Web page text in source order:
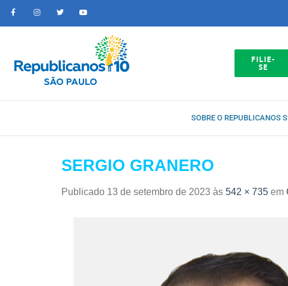
FILIE-
SE
SOBRE O REPUBLICANOS
SERGIO GRANERO
Publicado 13 de setembro de 2023 às 542 × 735 em